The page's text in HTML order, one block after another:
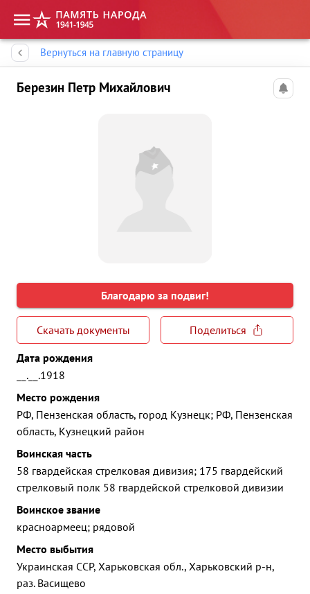
Вернуться на главную страницу
Березин Петр Михайлович
Благодарю за подвиг!
Скачать документы
Поделиться
Дата рождения
__.__.1918
Место рождения
РФ, Пензенская область, город Кузнецк; РФ, Пензенская
область, Кузнецкий район
Воинская часть
58 гвардейская стрелковая дивизия; 175 гвардейский
стрелковый полк 58 гвардейской стрелковой дивизии
Воинское звание
красноармеец; рядовой
Место выбытия
Украинская ССР, Харьковская обл., Харьковский р-н,
раз. Васищево
Память народа